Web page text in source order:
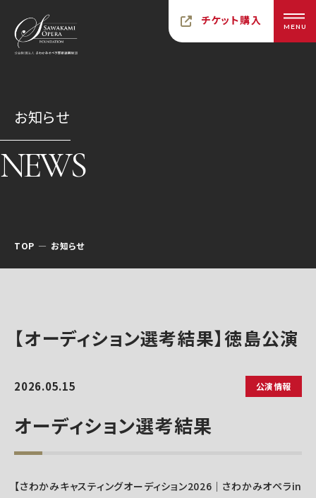
チケット購入 MENU
お知らせ
NEWS
TOP お知らせ
【オーディション選考結果】徳島公演
2026.05.15 公演情報
オーディション選考結果
【さわかみキャスティングオーディション2026 ｜さわかみオペラin